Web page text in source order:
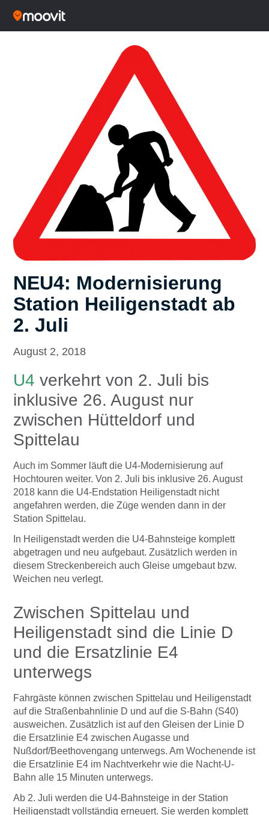
NEU4: Modernisierung
Station Heiligenstadt ab
2. Juli
August 2, 2018
U4 verkehrt von 2. Juli bis
inklusive 26. August nur
zwischen Hütteldorf und
Spittelau
Auch im Sommer läuft die U4-Modernisierung auf
Hochtouren weiter. Von 2. Juli bis inklusive 26. August
2018 kann die U4-Endstation Heiligenstadt nicht
angefahren werden, die Züge wenden dann in der
Station Spittelau.
In Heiligenstadt werden die U4-Bahnsteige komplett
abgetragen und neu aufgebaut. Zusätzlich werden in
diesem Streckenbereich auch Gleise umgebaut bzw.
Weichen neu verlegt.
Zwischen Spittelau und
Heiligenstadt sind die Linie D
und die Ersatzlinie E4
unterwegs
Fahrgäste können zwischen Spittelau und Heiligenstadt
auf die Straßenbahnlinie D und auf die S-Bahn (S40)
ausweichen. Zusätzlich ist auf den Gleisen der Linie D
die Ersatzlinie E4 zwischen Augasse und
Nußdorf/Beethovengang unterwegs. Am Wochenende ist
die Ersatzlinie E4 im Nachtverkehr wie die Nacht-U-
Bahn alle 15 Minuten unterwegs.
Ab 2. Juli werden die U4-Bahnsteige in der Station
Heiligenstadt vollständig erneuert. Sie werden komplett